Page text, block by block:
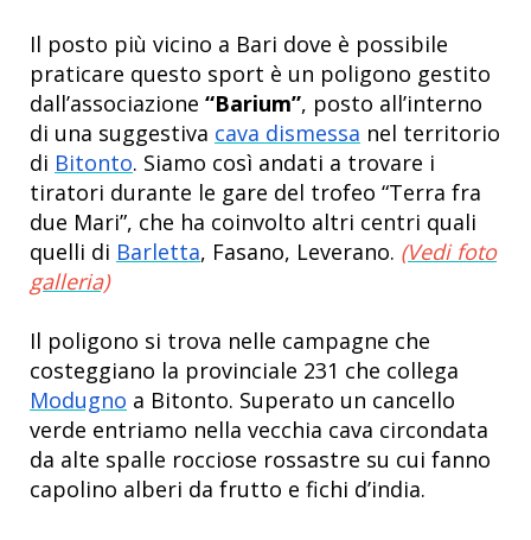
Il posto più vicino a Bari dove è possibile
praticare questo sport è un poligono gestito
dall’associazione “Barium”, posto all’interno
di una suggestiva cava dismessa nel territorio
di Bitonto. Siamo così andati a trovare i
tiratori durante le gare del trofeo “Terra fra
due Mari”, che ha coinvolto altri centri quali
quelli di Barletta, Fasano, Leverano. (Vedi foto
galleria)
Il poligono si trova nelle campagne che
costeggiano la provinciale 231 che collega
Modugno a Bitonto. Superato un cancello
verde entriamo nella vecchia cava circondata
da alte spalle rocciose rossastre su cui fanno
capolino alberi da frutto e fichi d’india.